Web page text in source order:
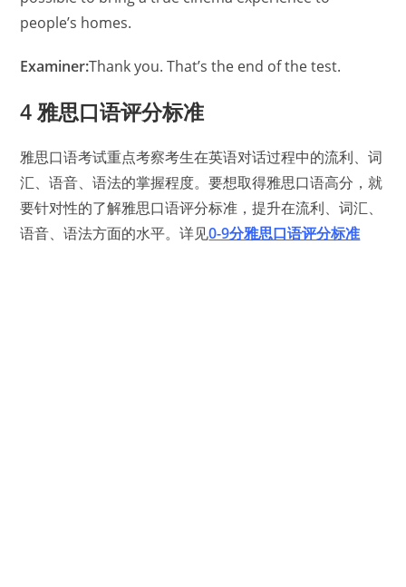
people’s homes.
Examiner:Thank you. That’s the end of the test.
4 雅思口语评分标准
雅思口语考试重点考察考生在英语对话过程中的流利、词
汇、语音、语法的掌握程度。要想取得雅思口语高分，就
要针对性的了解雅思口语评分标准，提升在流利、词汇、
语音、语法方面的水平。详见0-9分雅思口语评分标准